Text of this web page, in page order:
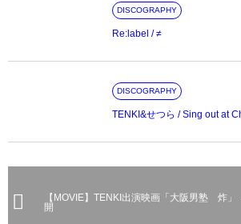
DISCOGRAPHY
Re:label / ≠
DISCOGRAPHY
TENKI&せつら / Sing out at
【MOVIE】TENKI出演映画「大阪男塾 炸」
開